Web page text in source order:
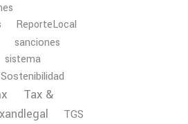
ReporteLocal
sanciones
sistema
Sostenibilidad
Tax &
TGS